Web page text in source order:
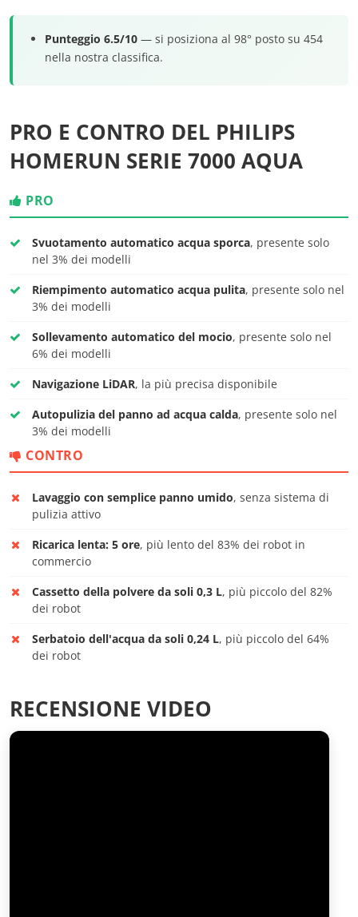
Punteggio 6.5/10 — si posiziona al 98° posto su 454
nella nostra classifica.
PRO E CONTRO DEL PHILIPS
HOMERUN SERIE 7000 AQUA
PRO
Svuotamento automatico acqua sporca, presente solo
nel 3% dei modelli
Riempimento automatico acqua pulita, presente solo nel
3% dei modelli
Sollevamento automatico del mocio, presente solo nel
6% dei modelli
Navigazione LiDAR, la più precisa disponibile
Autopulizia del panno ad acqua calda, presente solo nel
3% dei modelli
CONTRO
Lavaggio con semplice panno umido, senza sistema di
pulizia attivo
Ricarica lenta: 5 ore, più lento del 83% dei robot in
commercio
Cassetto della polvere da soli 0,3 L, più piccolo del 82%
dei robot
Serbatoio dell'acqua da soli 0,24 L, più piccolo del 64%
dei robot
RECENSIONE VIDEO